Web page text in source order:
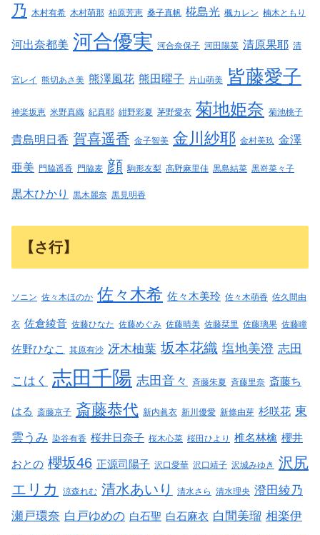
乃 木村有希 木村萌那 柏原芳恵 桑子真帆 椛島光 楓カレン 楠木ともり
河出奈都美 河合優実 河合奈保子 河田陽菜 清原果耶 清
宮レイ 熊切あさ美 熊澤風花 熊田曜子 片山萌美 皆藤愛子
神楽坂恵 米野真織 紀真耶 紺野彩夏 茅野愛衣 菊地姫奈 菊池桃子
貴島明日香 賀喜遥香 金子智美 金川紗耶 金村美玖 金澤
亜美 門脇遥香 門脇麦 顔 駒形友梨 高野麻里佳 黒島結菜 黒嵜菜々子
黒木ひかり 黒木麗奈 黒見明香
【さ行】
ソニン 佐々木ほのか 佐々木希 佐々木美玲 佐々木萌香 佐久間由
衣 佐倉綾音 佐藤ひなた 佐藤めぐみ 佐藤晴美 佐藤栞里 佐藤璃果 佐藤瞳
佐野ひなこ 其原有沙 冴木柚葉 坂本花織 塩地美澄 志田
こはく 志田千陽 志田音々 斉藤朱夏 斉藤里奈 斎藤ち
はる 斎藤京子 斎藤恭代 新内眞衣 新川優愛 新條由芽 杉咲花 東
雲うみ 染谷有香 桜井日奈子 桜木心菜 桜田ひより 椎名林檎 櫻井
おとの 櫻坂46 正源司陽子 沢口愛華 沢口靖子 沢城みゆき 沢尻
エリカ
涼森れむ 清水あいり 清水さら 清水理央 澄田綾乃
瀬戸環奈 白戸ゆめの 白石聖 白石麻衣 白間美瑠 相楽伊